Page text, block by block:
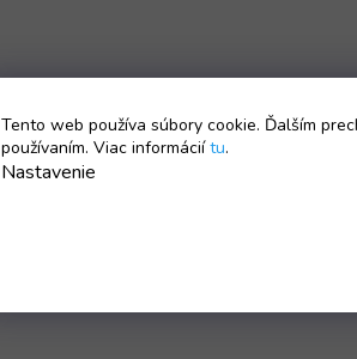
Tento web používa súbory cookie. Ďalším
používaním. Viac informáciítu.
Nastavenie